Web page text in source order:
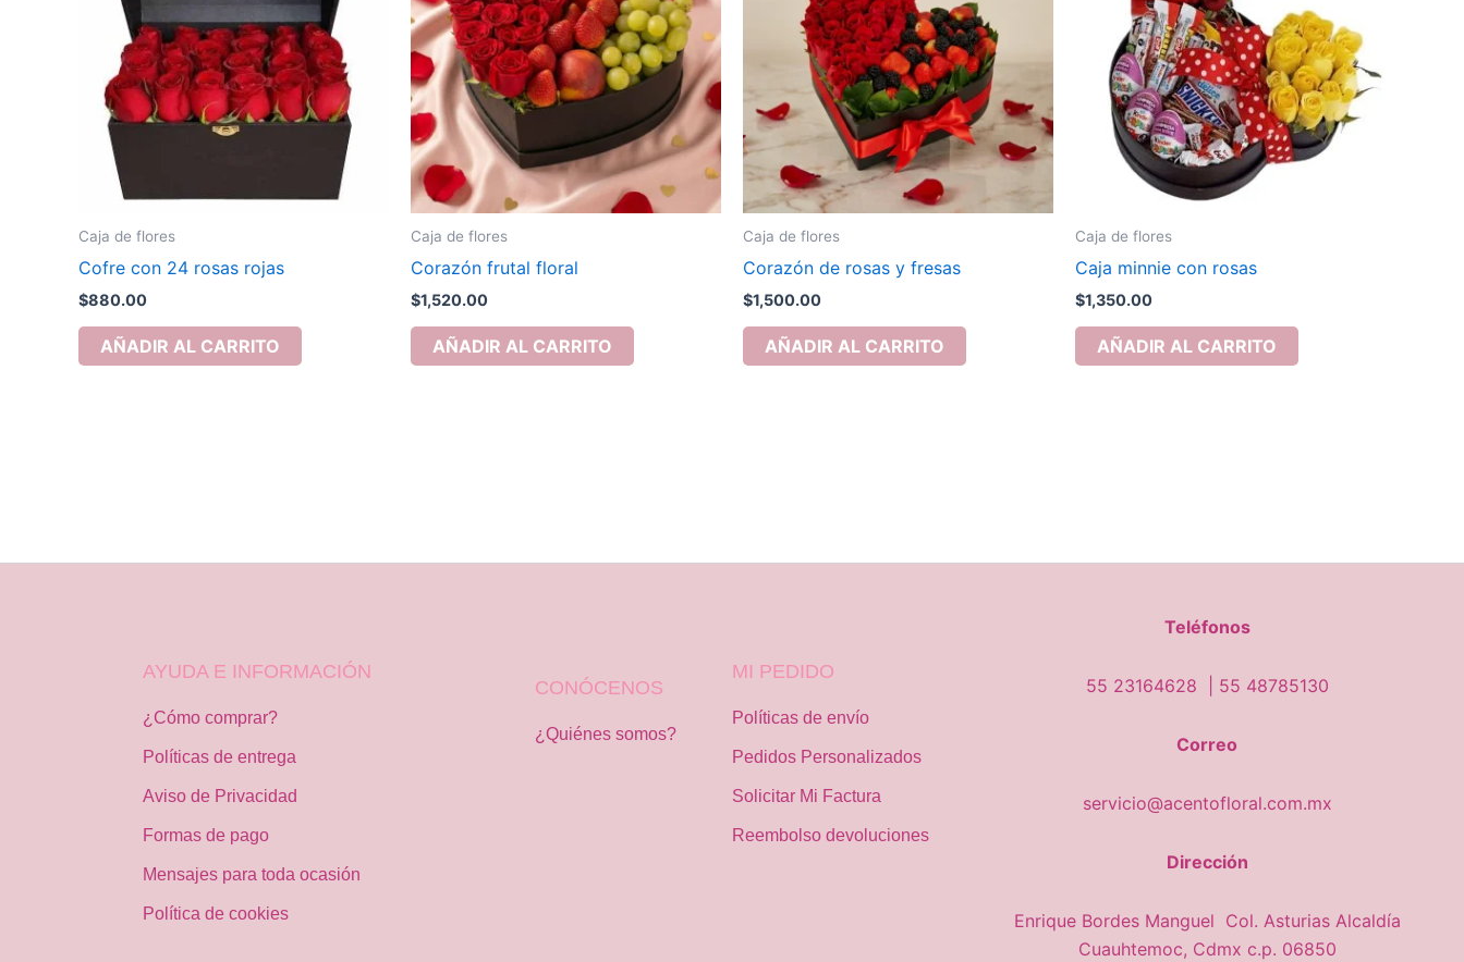
Caja de flores
Cofre con 24 rosas rojas
$880.00
AÑADIR AL CARRITO
Caja de flores
Corazón frutal floral
$1,520.00
AÑADIR AL CARRITO
Caja de flores
Corazón de rosas y fresas
$1,500.00
AÑADIR AL CARRITO
Caja de flores
Caja minnie con rosas
$1,350.00
AÑADIR AL CARRITO
AYUDA E INFORMACIÓN
¿Cómo comprar?
Políticas de entrega
Aviso de Privacidad
Formas de pago
Mensajes para toda ocasión
Política de cookies
CONÓCENOS
¿Quiénes somos?
MI PEDIDO
Políticas de envío
Pedidos Personalizados
Solicitar Mi Factura
Reembolso devoluciones
Teléfonos
55 23164628 | 55 48785130
Correo
servicio@acentofloral.com.mx
Dirección
Enrique Bordes Manguel Col. Asturias Alcaldía
Cuauhtemoc, Cdmx c.p. 06850